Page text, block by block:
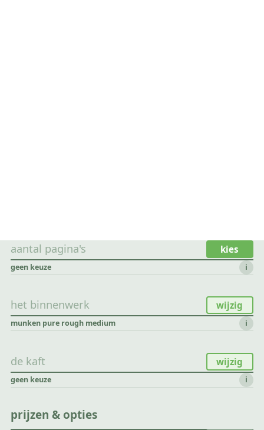
aantal pagina's kies
geen keuze i
het binnenwerk wijzig
munken pure rough medium i
de kaft wijzig
geen keuze i
prijzen & opties